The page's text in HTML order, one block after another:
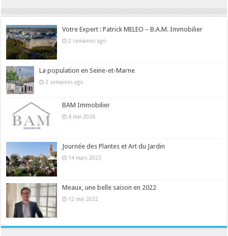
Votre Expert : Patrick MELEO – B.A.M. Immobilier
2 semaines ago
La population en Seine-et-Marne
2 semaines ago
BAM Immobilier
4 mai 2026
Journée des Plantes et Art du Jardin
14 mars 2023
Meaux, une belle saison en 2022
12 mai 2022